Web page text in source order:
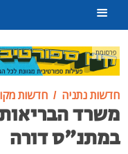
פרסומת
חדשות נתניה חדשות
משרד
במתנ"ס דורה